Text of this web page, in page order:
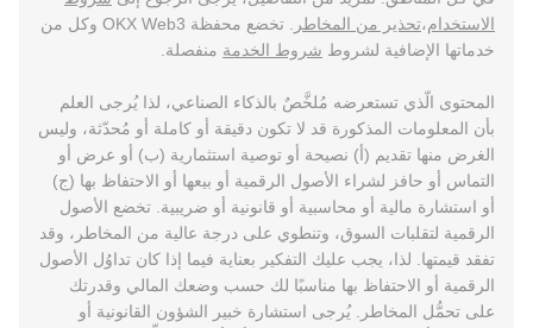
الاستخدام،تحذير من المخاطر
. تخضع محفظة OKX Web3 وكل من
خدماتها الإضافية لشروط شروط الخدمة منفصلة.
المحتوى الّذي تستعرضه مُلخَّصٌ بالذكاء الصناعي، لذا يُرجى العلم
بأن المعلومات المذكورة قد لا تكون دقيقة أو كاملة أو مُحدّثة، وليس
الغرض منها تقديم (أ) نصيحة أو توصية استثمارية (ب) أو عرض أو
التماس أو حافز لشراء الأصول الرقمية أو بيعها أو الاحتفاظ بها (ج)
أو استشارة مالية أو محاسبية أو قانونية أو ضريبية. تخضع الأصول
الرقمية لتقلبات السوق، وتنطوي على درجة عالية من المخاطر، وقد
تفقد قيمتها. لذا، يجب عليك التفكير بعناية فيما إذا كان تداوُل الأصول
الرقمية أو الاحتفاظ بها مناسبًا لك حسب وضعك المالي وقدرتك
على تحمُّل المخاطر. يُرجى استشارة خبير الشؤون القانونية أو